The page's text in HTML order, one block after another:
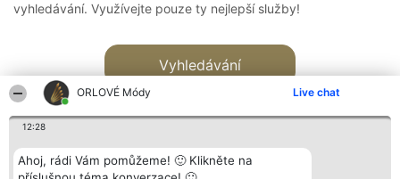
ORLOVÉ Módy Live chat
12:28
Ahoj, rádi Vám pomůžeme! 🙂 Klikněte na
vyhledávání. Využívejte pouze ty nejlepší služby!
Vyhledávání